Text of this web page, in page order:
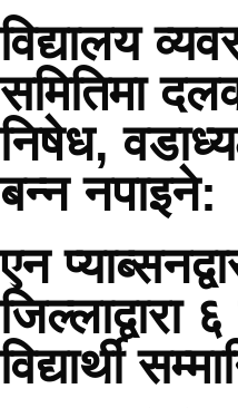
विद्यालय
समितिमा
निषेध,
बन्न नपाइने:
एन
जिल्लाद्वारा
विद्यार्थी